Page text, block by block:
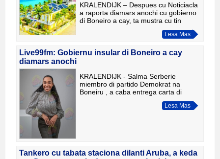
KRALENDIJK – Despues cu Noticiacla
a raporta diamars anochi cu gobierno
di Boneiro a cay, ta mustra cu tin
intencion pa ‘lapi’ un gobierno hunto
atrobe. Tabata diamars anochi cu
Lesa Mas
Live99fm: Gobiernu insular di Boneiro a cay
diamars anochi
KRALENDIJK - Salma Serberie
miembro di partido Demokrat na
Boneiru , a caba entrega carta di
retiro na gezaghebber. Asina e portal
di noticia di e isla, live99fm a raporta
Lesa Mas
Tankero cu tabata staciona dilanti Aruba, a keda